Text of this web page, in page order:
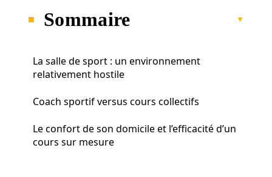
Sommaire
La salle de sport : un environnement
relativement hostile
Coach sportif versus cours collectifs
Le confort de son domicile et l’efficacité d’un
cours sur mesure